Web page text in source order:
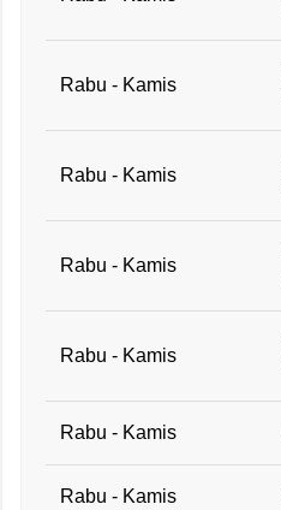
Rabu - Kamis
Rabu - Kamis
Rabu - Kamis
Rabu - Kamis
Rabu - Kamis
Rabu - Kamis